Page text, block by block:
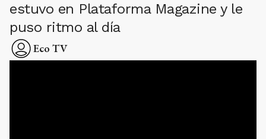
estuvo en Plataforma Magazine y le
puso ritmo al día
Eco TV